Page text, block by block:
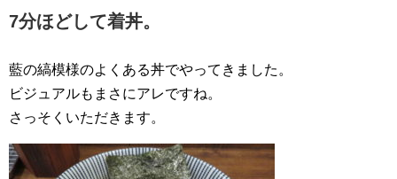
7分ほどして着丼。
藍の縞模様のよくある丼でやってきました。
ビジュアルもまさにアレですね。
さっそくいただきます。